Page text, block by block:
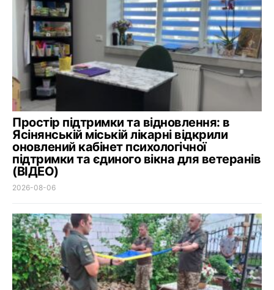
Простір підтримки та відновлення: в
Ясінянській міській лікарні відкрили
оновлений кабінет психологічної
підтримки та єдиного вікна для ветеранів
(ВІДЕО)
2026-08-06